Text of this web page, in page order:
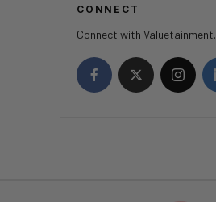
CONNECT
Connect with Valuetainment.